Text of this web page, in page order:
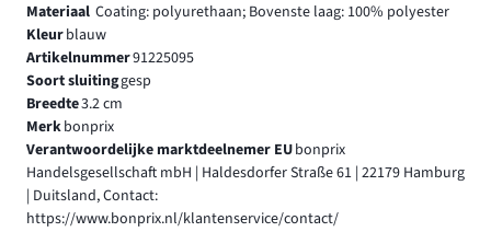
Materiaal Coating: polyurethaan; Bovenste laag: 100% polyester
Kleurblauw
Artikelnummer91225095
Soort sluitinggesp
Breedte3.2 cm
Merkbonprix
Verantwoordelijke marktdeelnemer EUbonprix
Handelsgesellschaft mbH | Haldesdorfer Straße 61 | 22179 Hamburg
| Duitsland, Contact:
https://www.bonprix.nl/klantenservice/contact/